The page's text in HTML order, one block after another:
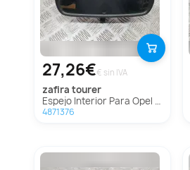
27,26€€ sin IVA
zafira tourer
Espejo Interior Para Opel Zafira Tourer
4871376